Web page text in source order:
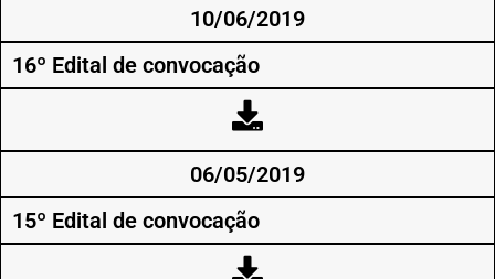
10/06/2019
16º Edital de convocação
06/05/2019
15º Edital de convocação